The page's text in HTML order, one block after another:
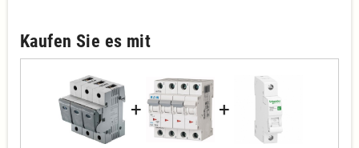
Kaufen Sie es mit
+ +